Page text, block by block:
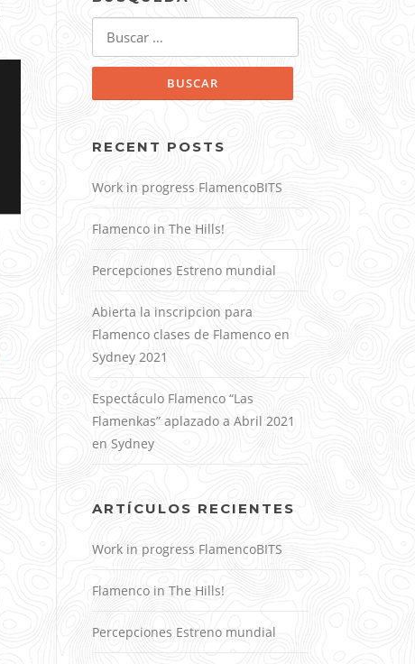
RECENT POSTS
Work in progress FlamencoBITS
Flamenco in The Hills!
Percepciones Estreno mundial
Abierta la inscripcion para
Flamenco clases de Flamenco en
Sydney 2021
Espectáculo Flamenco “Las
Flamenkas” aplazado a Abril 2021
en Sydney
ARTÍCULOS RECIENTES
Work in progress FlamencoBITS
Flamenco in The Hills!
Percepciones Estreno mundial